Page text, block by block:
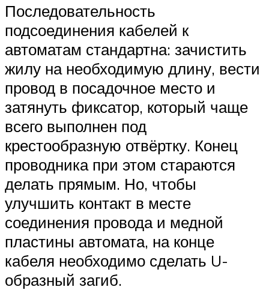
Последовательность
подсоединения кабелей к
автоматам стандартна: зачистить
жилу на необходимую длину, вести
провод в посадочное место и
затянуть фиксатор, который чаще
всего выполнен под
крестообразную отвёртку. Конец
проводника при этом стараются
делать прямым. Но, чтобы
улучшить контакт в месте
соединения провода и медной
пластины автомата, на конце
кабеля необходимо сделать U-
образный загиб.